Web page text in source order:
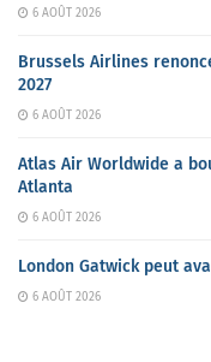
6 AOÛT 2026
Brussels Airlines
2027
6 AOÛT 2026
Atlas Air Worldwide a
Atlanta
6 AOÛT 2026
London Gatwick peut
6 AOÛT 2026